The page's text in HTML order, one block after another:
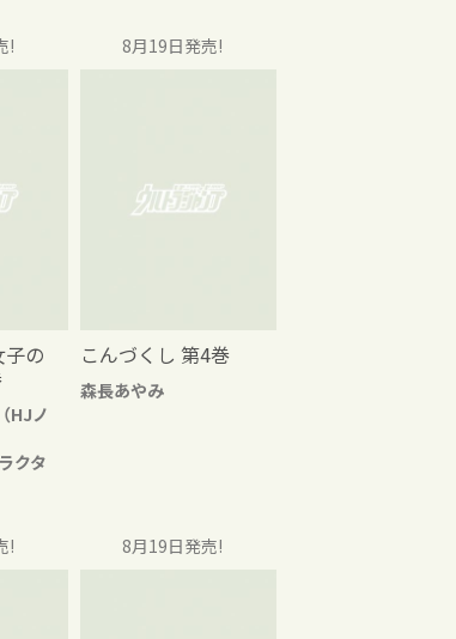
!
の
HJノ
クタ
8月19日発売!
こんづくし 第4巻
森長あやみ
! 8月19日発売!